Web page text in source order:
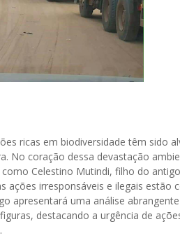
ricas em biodiversidade têm sido
No coração dessa devastação
Celestino Mutindi, filho do
ações irresponsáveis e ilegais estão
apresentará uma análise
destacando a urgência de